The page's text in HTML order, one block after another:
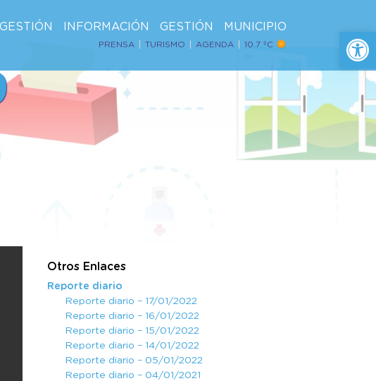
INFORMACIÓN GESTIÓN MUNICIPIO
PRENSA TURISMO AGENDA 10.7 ºC
Otros Enlaces
Reporte diario
Reporte diario – 17/01/2022
Reporte diario – 16/01/2022
Reporte diario – 15/01/2022
Reporte diario – 14/01/2022
Reporte diario – 05/01/2022
Reporte diario – 04/01/2021